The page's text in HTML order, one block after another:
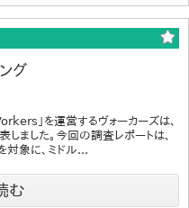
グ
」を運営するヴォーカーズは、
ました。今回の調査レポートは、
象に、ミドル...
む